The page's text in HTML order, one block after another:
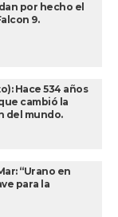
por hecho el
9.
Hace 534 años
cambió la
del mundo.
“Urano en
para la